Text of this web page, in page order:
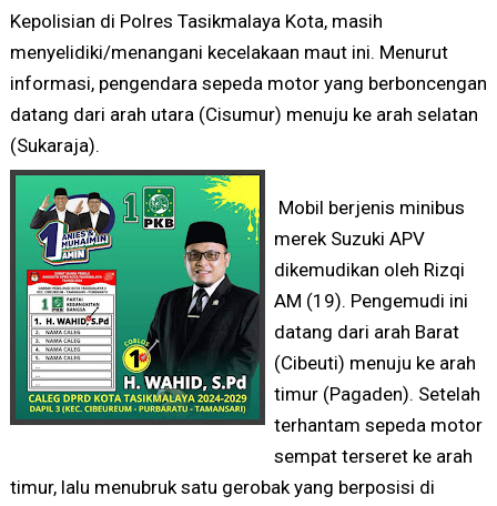
Kepolisian di Polres Tasikmalaya Kota, masih
menyelidiki/menangani kecelakaan maut ini. Menurut
informasi, pengendara sepeda motor yang berboncengan
datang dari arah utara (Cisumur) menuju ke arah selatan
(Sukaraja).
Mobil berjenis minibus
merek Suzuki APV
dikemudikan oleh Rizqi
AM (19). Pengemudi ini
datang dari arah Barat
(Cibeuti) menuju ke arah
timur (Pagaden). Setelah
terhantam sepeda motor
sempat terseret ke arah
timur, lalu menubruk satu gerobak yang berposisi di